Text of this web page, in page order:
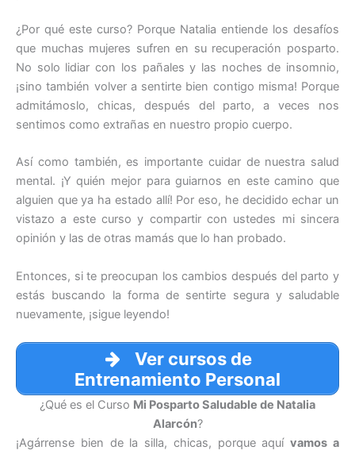
¿Por qué este curso? Porque Natalia entiende los desafíos
que muchas mujeres sufren en su recuperación posparto.
No solo lidiar con los pañales y las noches de insomnio,
¡sino también volver a sentirte bien contigo misma! Porque
admitámoslo, chicas, después del parto, a veces nos
sentimos como extrañas en nuestro propio cuerpo.
Así como también, es importante cuidar de nuestra salud
mental. ¡Y quién mejor para guiarnos en este camino que
alguien que ya ha estado allí! Por eso, he decidido echar un
vistazo a este curso y compartir con ustedes mi sincera
opinión y las de otras mamás que lo han probado.
Entonces, si te preocupan los cambios después del parto y
estás buscando la forma de sentirte segura y saludable
nuevamente, ¡sigue leyendo!
Ver cursos de
Entrenamiento Personal
¿Qué es el Curso Mi Posparto Saludable de Natalia
Alarcón?
¡Agárrense bien de la silla, chicas, porque aquívamos a